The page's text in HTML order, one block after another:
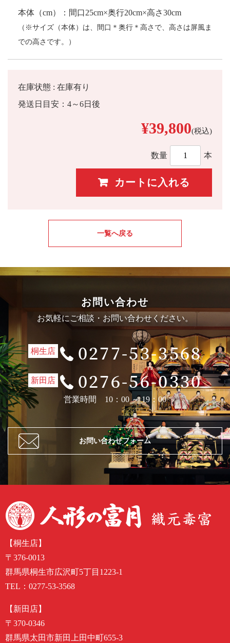
本体（cm）：間口25cm×奥行20cm×高さ30cm
（※サイズ（本体）は、間口＊奥行＊高さで、高さは屏風ま
での高さです。）
在庫状態 : 在庫有り
発送日目安：4～6日後
¥39,800(税込)
数量 本
一覧へ戻る
お問い合わせ
お気軽にご相談・お問い合わせください。
桐生店
新田店
営業時間 10：00 ～ 19：00
お問い合わせフォーム
【桐生店】
〒376-0013
群馬県桐生市広沢町5丁目1223-1
TEL： 0277-53-3568
【新田店】
〒370-0346
群馬県太田市新田上田中町655-3